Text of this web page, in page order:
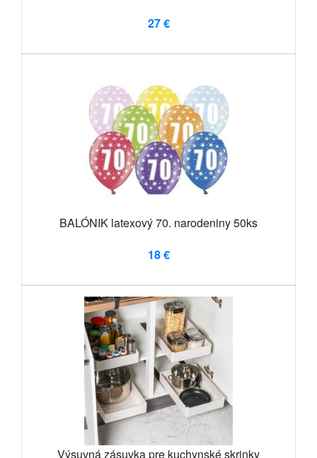
27 €
BALÓNIK latexový 70. narodeniny 50ks
18 €
Výsuvná zásuvka pre kuchynské skrinky